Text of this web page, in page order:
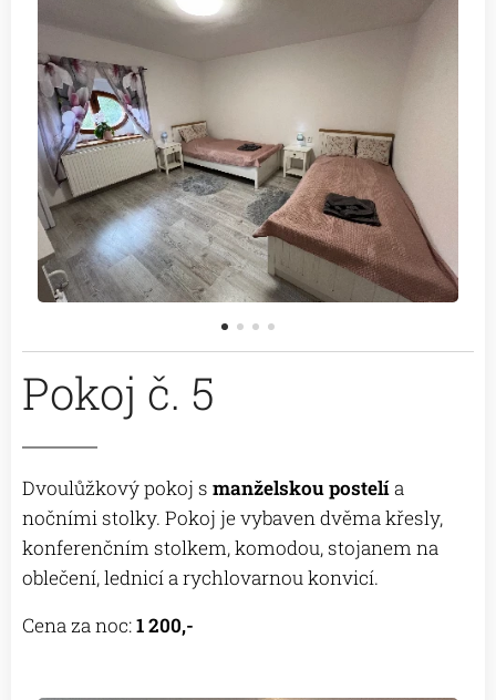
Pokoj č. 5
Dvoulůžkový pokoj s manželskou postelía
nočními stolky. Pokoj je vybaven dvěma křesly,
konferenčním stolkem, komodou, stojanem na
oblečení, lednicí a rychlovarnou konvicí.
Cena za noc:1 200,-